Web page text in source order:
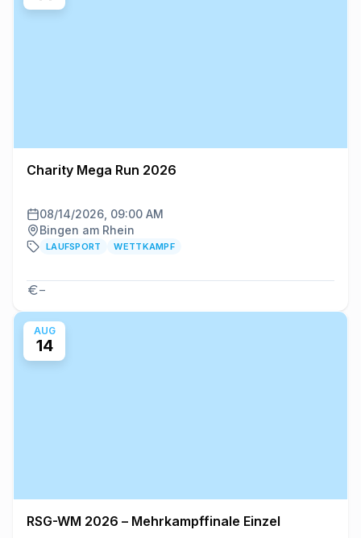
Charity Mega Run 2026
08/14/2026, 09:00 AM
Bingen am Rhein
LAUFSPORT WETTKAMPF
–
AUG
14
RSG-WM 2026 – Mehrkampffinale Einzel